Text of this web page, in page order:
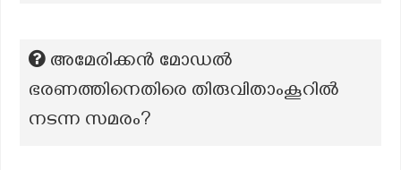
അമേരിക്കൻ മോഡൽ
ഭരണത്തിനെതിരെ തിരുവിതാംകൂറിൽ
നടന്ന സമരം?